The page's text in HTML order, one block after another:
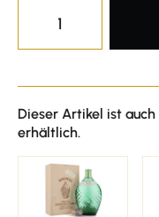
Dieser Artikel ist
erhältlich.